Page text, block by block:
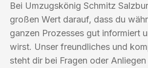
Bei Umzugskönig Schmitz
großen Wert darauf, dass du
ganzen Prozesses gut informiert
wirst. Unser freundliches und
steht dir bei Fragen oder